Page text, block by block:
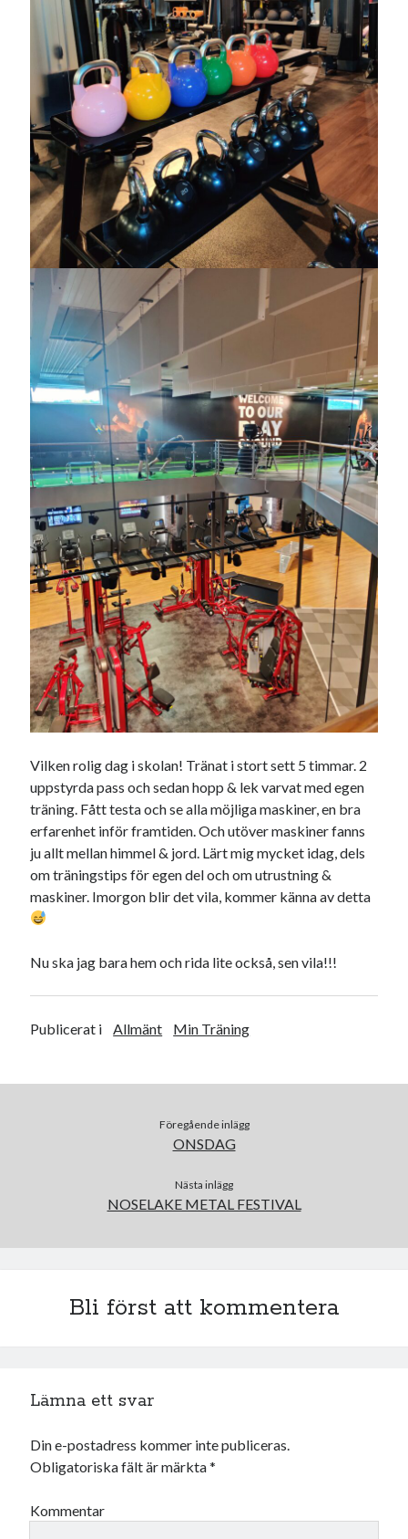
(34)
Personligt/Åsikter(161)
Resor(111)
Tävling (159)
Träningar
Utrustning
Senaste kommentarerna
Ellenom
VINST!!!
Camilla
omVINST!!!
om
JOSEF
om
SPAM
Camilla
september 2022
M T O T F L
S
1
2 3
4
5
10
11
12
13 14 15 16 17
18
19
20 21 22 23 24
25
26
27 28 29 30
« aug okt »
Arkiv
augusti 2026
juli 2026
maj 2026
april 2026
mars 2026
februari 2026
januari 2026
december 2025
november 2025
oktober 2025
augusti 2025
maj 2025
september 2024
april 2024
december 2023
oktober 2023
september 2023
juli 2023
Vilken rolig dag i skolan! Tränat i stort sett 5 timmar. 2
uppstyrda pass och sedan hopp & lek varvat med egen
träning. Fått testa och se alla möjliga maskiner, en bra
erfarenhet inför framtiden. Och utöver maskiner fanns
ju allt mellan himmel & jord. Lärt mig mycket idag, dels
om träningstips för egen del och om utrustning &
maskiner. Imorgon blir det vila, kommer känna av detta
Nu ska jag bara hem och rida lite också, sen vila!!!
Publicerat i Allmänt Min Träning
Föregående inlägg
ONSDAG
Nästa inlägg
NOSELAKE METAL FESTIVAL
Bli först att kommentera
Lämna ett svar
Din e-postadress kommer inte publiceras.
Obligatoriska fält är märkta*
Kommentar